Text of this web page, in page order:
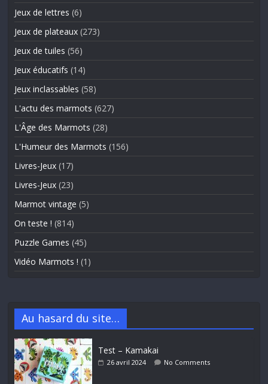
Jeux de lettres (6)
Jeux de plateaux (273)
Jeux de tuiles (56)
Jeux éducatifs (14)
Jeux inclassables (58)
L'actu des marmots (627)
L'Âge des Marmots (28)
L'Humeur des Marmots (156)
Livres-Jeux (17)
Livres-Jeux (23)
Marmot vintage (5)
On teste ! (814)
Puzzle Games (45)
Vidéo Marmots ! (1)
Au hasard du site…
Test – Kamakai
26 avril 2024 No Comments